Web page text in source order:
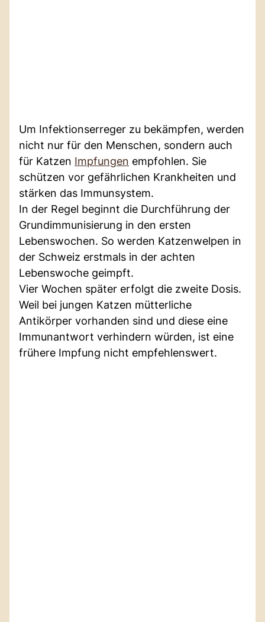
Um Infektionserreger zu bekämpfen, werden
nicht nur für den Menschen, sondern auch
für Katzen Impfungen empfohlen. Sie
schützen vor gefährlichen Krankheiten und
stärken das Immunsystem.
In der Regel beginnt die Durchführung der
Grundimmunisierung in den ersten
Lebenswochen. So werden Katzenwelpen in
der Schweiz erstmals in der achten
Lebenswoche geimpft.
Vier Wochen später erfolgt die zweite Dosis.
Weil bei jungen Katzen mütterliche
Antikörper vorhanden sind und diese eine
Immunantwort verhindern würden, ist eine
frühere Impfung nicht empfehlenswert.